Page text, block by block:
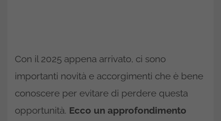
Con il 2025 appena arrivato, ci sono
importanti novità e accorgimenti che è bene
conoscere per evitare di perdere questa
opportunità. Ecco un approfondimento